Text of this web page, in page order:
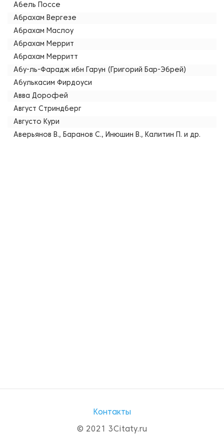
Абель Поссе
Абрахам Вергезе
Абрахам Маслоу
Абрахам Меррит
Абрахам Мерритт
Абу-ль-Фарадж ибн Гарун (Григорий Бар-Эбрей)
Абулькасим Фирдоуси
Авва Дорофей
Август Стриндберг
Августо Кури
Аверьянов В., Баранов С., Инюшин В., Калитин П. и др.
Контакты
© 2021 3Citaty.ru